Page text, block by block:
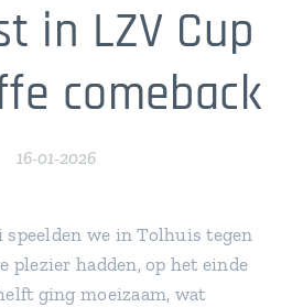
in LZV Cup
comeback
16-01-2026
speelden we in Tolhuis tegen
plezier hadden, op het einde
ging moeizaam, wat